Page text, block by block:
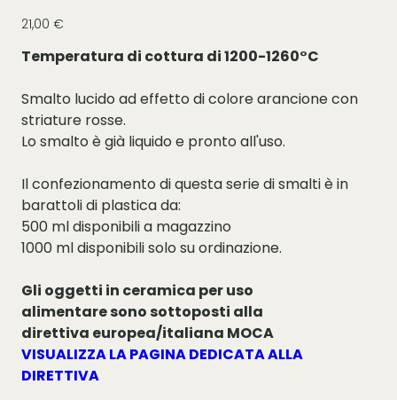
Prezzo
21,00 €
Temperatura di cottura di 1200-1260°C
Smalto lucido ad effetto di colore arancione con
striature rosse.
Lo smalto è già liquido e pronto all'uso.
Il confezionamento di questa serie di smalti è in
barattoli di plastica da:
500 ml disponibili a magazzino
1000 ml disponibili solo su ordinazione.
Gli oggetti in ceramica per uso
alimentare sono sottoposti alla
direttiva europea/italiana MOCA
VISUALIZZA LA PAGINA DEDICATA ALLA
DIRETTIVA